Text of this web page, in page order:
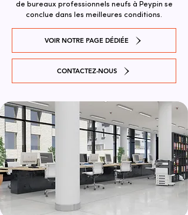
de bureaux professionnels neufs à Peypin se
conclue dans les meilleures conditions.
VOIR NOTRE PAGE DÉDIÉE
CONTACTEZ-NOUS